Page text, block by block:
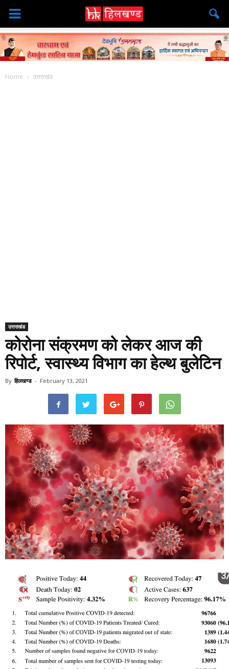
Home उत्तराखंड
उत्तराखंड
कोरोना संक्रमण को लेकर आज की
रिपोर्ट, स्वास्थ्य विभाग का हेल्थ बुलेटिन
By हिलखण्ड - February 13, 2021